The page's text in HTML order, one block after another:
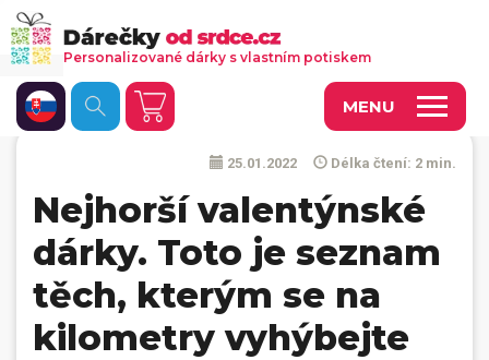
MENU
Kalendáře s vlastními fotkami
Trička a oděvy
Personalizované hry
Hrnečky a keramika
Personalizované dárky s vlastním potiskem
25.01.2022 Délka čtení: 2 min.
Nejhorší valentýnské
dárky. Toto je seznam
těch, kterým se na
kilometry vyhýbejte